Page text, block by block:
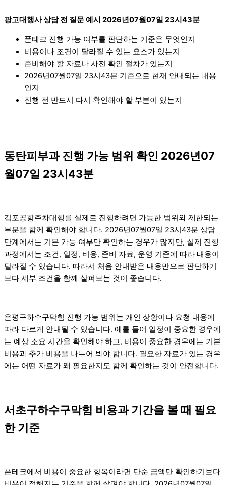
광고대행사 상담 전 질문 예시 2026년07월07일 23시43분
폰테크 진행 가능 여부를 판단하는 기준은 무엇인지
비용이나 조건이 달라질 수 있는 요소가 있는지
준비해야 할 자료나 사전 확인 절차가 있는지
2026년07월07일 23시43분 기준으로 현재 안내되는 내용
인지
진행 전 반드시 다시 확인해야 할 부분이 있는지
동탄피부과 진행 가능 범위 확인 2026년07
월07일 23시43분
김포공항주차대행를 실제로 진행하려면 가능한 범위와 제한되는
부분을 함께 확인해야 합니다. 2026년07월07일 23시43분 상담
단계에서는 기본 가능 여부만 확인하는 경우가 많지만, 실제 진행
과정에서는 조건, 일정, 비용, 준비 자료, 운영 기준에 따라 내용이
달라질 수 있습니다. 따라서 처음 안내받은 내용만으로 판단하기
보다 세부 조건을 함께 살펴보는 것이 좋습니다.
은평구하수구막힘 진행 가능 범위는 개인 상황이나 요청 내용에
따라 다르게 안내될 수 있습니다. 예를 들어 일정이 중요한 경우에
는 예상 소요 시간을 확인해야 하고, 비용이 중요한 경우에는 기본
비용과 추가 비용을 나누어 봐야 합니다. 필요한 자료가 있는 경우
에는 어떤 자료가 왜 필요한지도 함께 확인하는 것이 안전합니다.
서초구하수구막힘 비용과 기간을 볼 때 필요
한 기준
폰테크에서 비용이 중요한 항목이라면 단순 금액만 확인하기보다